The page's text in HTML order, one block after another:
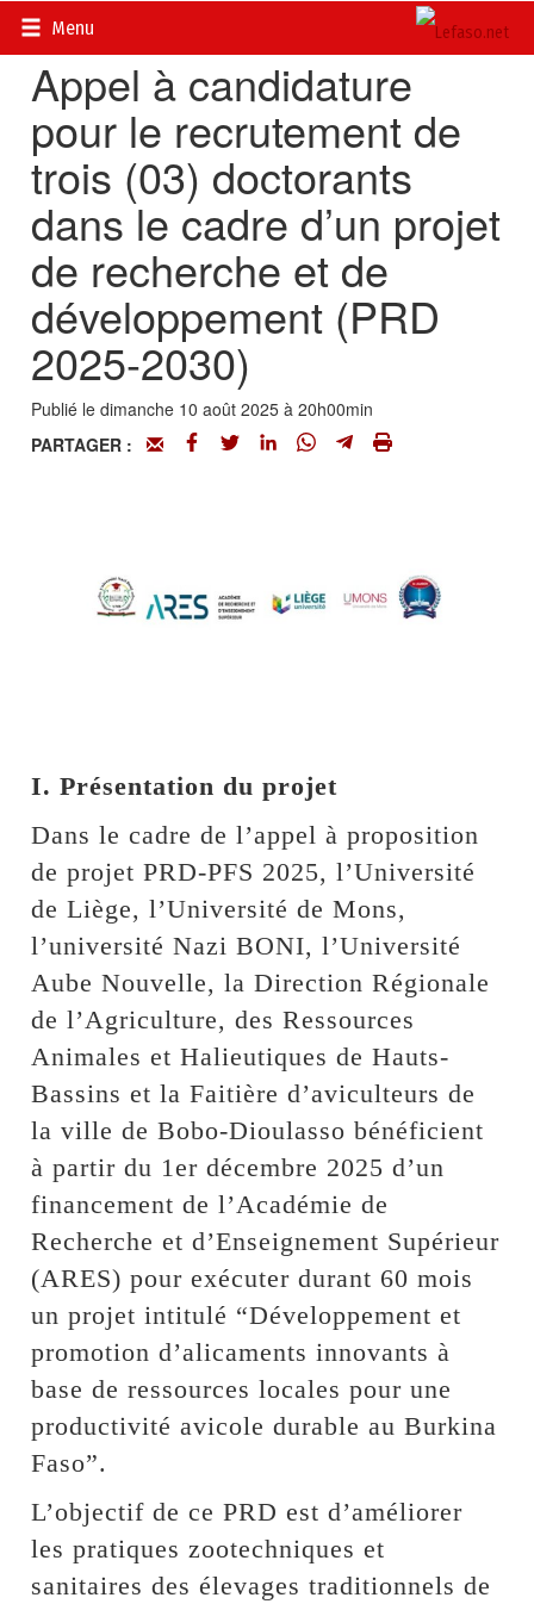
Menu
Accueil>
Appel à candidature
pour le recrutement de
trois (03) doctorants
dans le cadre d’un projet
de recherche et de
développement (PRD
2025-2030)
Publié le dimanche 10 août 2025 à 20h00min
PARTAGER :
I. Présentation du projet
Dans le cadre de l’appel à proposition
de projet PRD-PFS 2025, l’Université
de Liège, l’Université de Mons,
l’université Nazi BONI, l’Université
Aube Nouvelle, la Direction Régionale
de l’Agriculture, des Ressources
Animales et Halieutiques de Hauts-
Bassins et la Faitière d’aviculteurs de
la ville de Bobo-Dioulasso bénéficient
à partir du 1er décembre 2025 d’un
financement de l’Académie de
Recherche et d’Enseignement Supérieur
(ARES) pour exécuter durant 60 mois
un projet intitulé “Développement et
promotion d’alicaments innovants à
base de ressources locales pour une
productivité avicole durable au Burkina
Faso”.
L’objectif de ce PRD est d’améliorer
les pratiques zootechniques et
sanitaires des élevages traditionnels de